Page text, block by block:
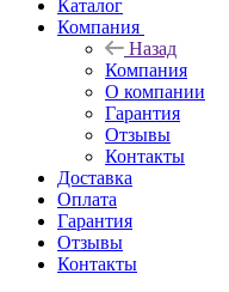
Каталог
Компания
Назад
Компания
О компании
Гарантия
Отзывы
Контакты
Доставка
Оплата
Гарантия
Отзывы
Контакты